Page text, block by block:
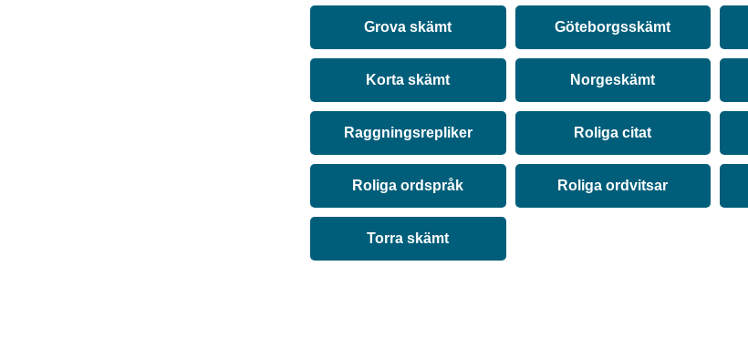
Grova skämt Göteborgsskämt
Korta skämt Norgeskämt
Raggningsrepliker Roliga citat
Roliga ordspråk Roliga ordvitsar
Torra skämt